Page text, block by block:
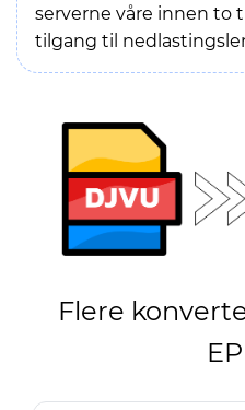
serverne våre innen to
tilgang til
Flere